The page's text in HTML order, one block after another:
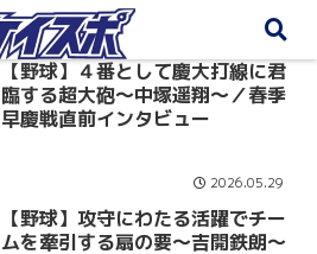
【野球】４番として慶大打線に君
臨する超大砲～中塚遥翔～／春季
早慶戦直前インタビュー
2026.05.29
【野球】攻守にわたる活躍でチー
ムを牽引する扇の要～吉開鉄朗～